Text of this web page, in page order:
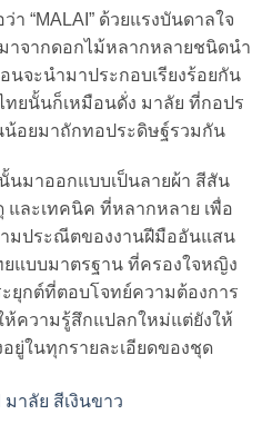
“MALAI” ด้วยแรงบันดาลใจ
าจากดอกไม้หลากหลายชนิดนำ
นจะนำมาประกอบเรียงร้อยกัน
ทยนั้นก็เหมือนดั่ง มาลัย ที่กอปร
น้อยมาถักทอประดิษฐ์รวมกัน
นมาออกแบบเป็นลายผ้า สีสัน
และเทคนิค ที่หลากหลาย เพื่อ
ามประณีตของงานฝีมืออันแสน
ยแบบมาตรฐาน ที่ครองใจหญิง
ยุกต์ที่ตอบโจทย์ความต้องการ
ความรู้สึกแปลกใหม่แต่ยังให้
ยู่ในทุกรายละเอียดของชุด